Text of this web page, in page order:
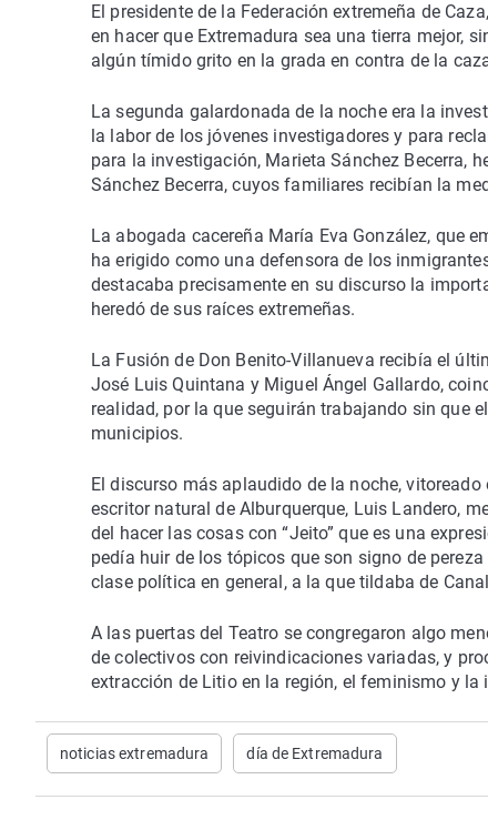
El presidente de la Federación extremeña de
en hacer que Extremadura sea una tierra mejor,
algún tímido grito en la grada en contra de la
La segunda galardonada de la noche era la
la labor de los jóvenes investigadores y para
para la investigación, Marieta Sánchez Becerra,
Sánchez Becerra, cuyos familiares recibían la
La abogada cacereña María Eva González, que
ha erigido como una defensora de los
destacaba precisamente en su discurso la
heredó de sus raíces extremeñas.
La Fusión de Don Benito-Villanueva recibía el
José Luis Quintana y Miguel Ángel Gallardo,
realidad, por la que seguirán trabajando sin que
municipios.
El discurso más aplaudido de la noche,
escritor natural de Alburquerque, Luis Landero,
del hacer las cosas con “Jeito” que es una
pedía huir de los tópicos que son signo de
clase política en general, a la que tildaba de
A las puertas del Teatro se congregaron algo
de colectivos con reivindicaciones variadas, y
extracción de Litio en la región, el feminismo y la
noticias extremadura día de Extremadura